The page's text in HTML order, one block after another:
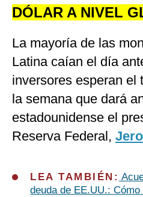
DÓLAR A NIVEL
La mayoría de las
Latina caían el día
inversores esperan el
la semana que dará
estadounidense el
Reserva Federal,
LEA TAMBIÉN:
deuda de EE.UU.: